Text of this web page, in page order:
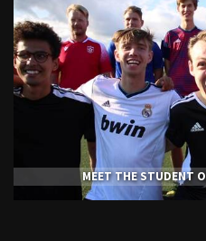
MEET THE STUDENT